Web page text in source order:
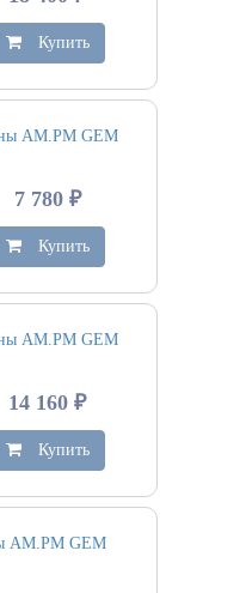
Купить
AM.PM GEM
7 780 ₽
Купить
AM.PM GEM
14 160 ₽
Купить
AM.PM GEM